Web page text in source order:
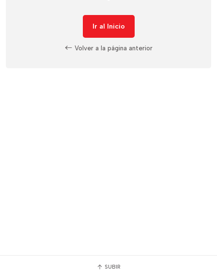
Ir al Inicio
Volver a la página anterior
SUBIR